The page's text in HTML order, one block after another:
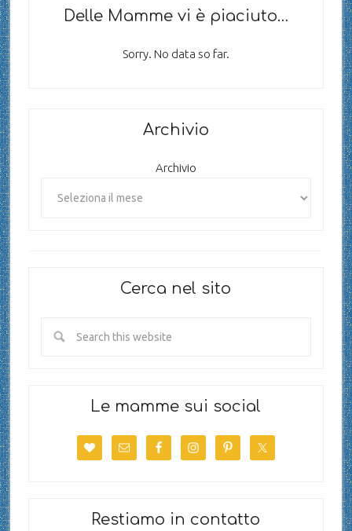
Delle Mamme vi è piaciuto…
Sorry. No data so far.
Archivio
Archivio
Cerca nel sito
Le mamme sui social
Restiamo in contatto